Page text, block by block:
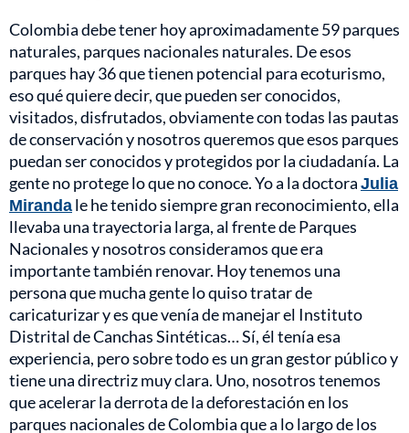
Colombia debe tener hoy aproximadamente 59 parques
naturales, parques nacionales naturales. De esos
parques hay 36 que tienen potencial para ecoturismo,
eso qué quiere decir, que pueden ser conocidos,
visitados, disfrutados, obviamente con todas las pautas
de conservación y nosotros queremos que esos parques
puedan ser conocidos y protegidos por la ciudadanía. La
gente no protege lo que no conoce. Yo a la doctoraJulia
Mirandale he tenido siempre gran reconocimiento, ella
llevaba una trayectoria larga, al frente de Parques
Nacionales y nosotros consideramos que era
importante también renovar. Hoy tenemos una
persona que mucha gente lo quiso tratar de
caricaturizar y es que venía de manejar el Instituto
Distrital de Canchas Sintéticas… Sí, él tenía esa
experiencia, pero sobre todo es un gran gestor público y
tiene una directriz muy clara. Uno, nosotros tenemos
que acelerar la derrota de la deforestación en los
parques nacionales de Colombia que a lo largo de los